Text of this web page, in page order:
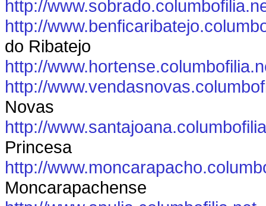
http://
http://
do Ribatejo
http://
http://
Novas
http://
Princesa
http://
Moncarapachense